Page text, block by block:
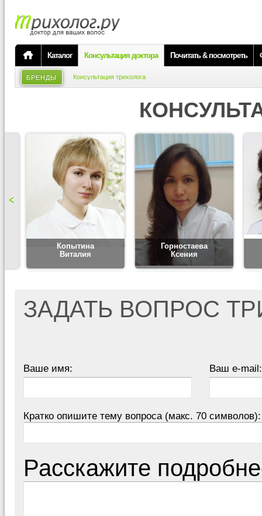
Каталог Консультация доктора Почитать & посмотреть
БРЕНДЫ Консультация трихолога
Копытина
Виталия
Горностаева
Ксения
ЗАДАТЬ ВОПРОС
Ваше имя: Ваш e-mail:
Кратко опишите тему вопроса (макс. 70 символов):
Расскажите